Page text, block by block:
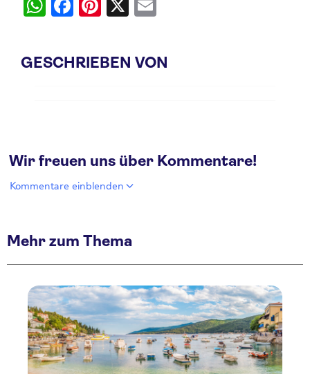
W
A
Fa
ok
Pi
es
X
GESCHRIEBEN VON
Wir freuen uns über Kommentare!
Kommentare einblenden
Mehr zum Thema